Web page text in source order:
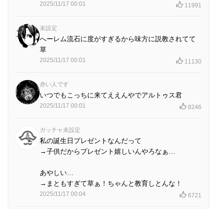
2025/11/17 00:01 11991
未設定
へーレム流石に度がすぎるから味方に説教されてて
草
2025/11/17 00:01 11130
赤い人です
いつでもこっちに来てええんやでアルトゥス君
2025/11/17 00:01 8246
ガッチャ未設定
私の誕生日プレゼントなんだって
→子供だからプレゼント嬉しいんやろなぁ…
あやしい…
→まともすぎて草ぁ！ちゃんと教育しとんな！
2025/11/17 00:04 6721